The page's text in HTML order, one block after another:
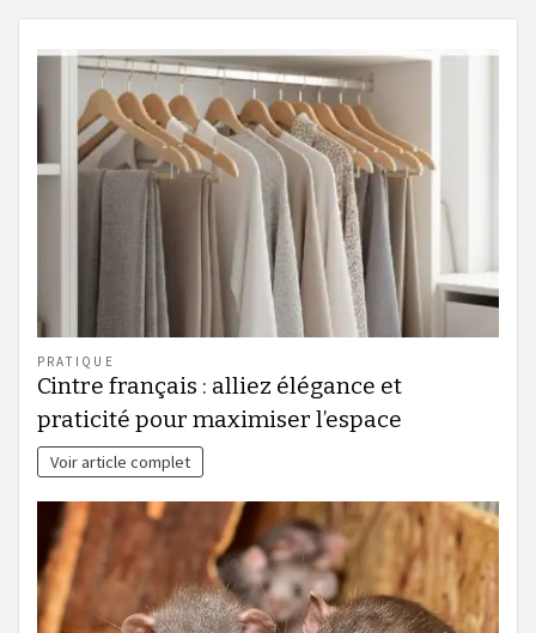
PRATIQUE
Cintre français : alliez élégance et
praticité pour maximiser l’espace
Voir article complet